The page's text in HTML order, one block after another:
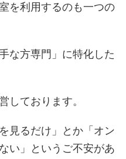
を利用するのも一つの
な方専門」に特化した
しております。
見るだけ」とか「オン
い」というご不安があ